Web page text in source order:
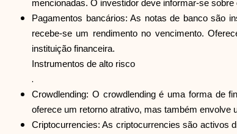
mencionadas. O investidor deve informar-se
Pagamentos bancários: As notas de banco são
recebe-se um rendimento no vencimento.
instituição financeira.
Instrumentos de alto risco
.
Crowdlending: O crowdlending é uma forma de
oferece um retorno atrativo, mas também envolve
Criptocurrencies: As criptocurrencies são activos